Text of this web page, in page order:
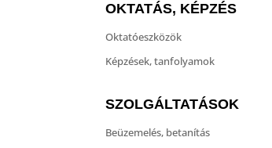
OKTATÁS, KÉPZÉS
Oktatóeszközök
Képzések, tanfolyamok
SZOLGÁLTATÁSOK
Beüzemelés, betanítás